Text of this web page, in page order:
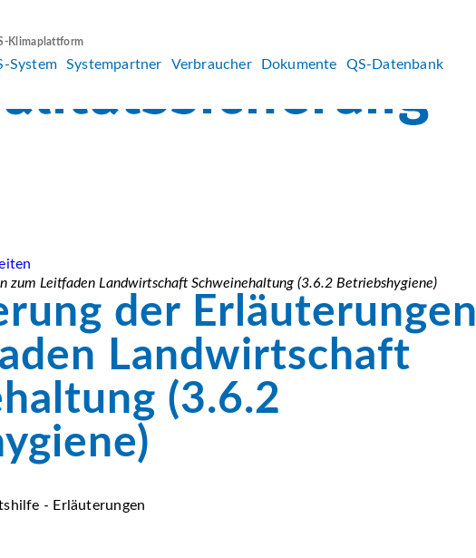
Klimaplattform
System Systempartner Verbraucher Dokumente QS-Datenbank
zum Leitfaden Landwirtschaft Schweinehaltung (3.6.2 Betriebshygiene)
der Erläuterungen
Landwirtschaft
(3.6.2
- Erläuterungen